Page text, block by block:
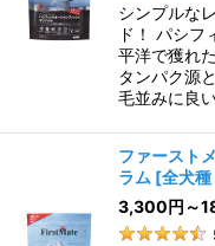
シンプルな
ド！ パシフ
平洋で獲れ
タンパク源
毛並みに良
ファースト
ラム [全犬
3,300円 ～